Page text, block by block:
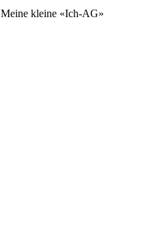
Meine kleine «Ich-AG»